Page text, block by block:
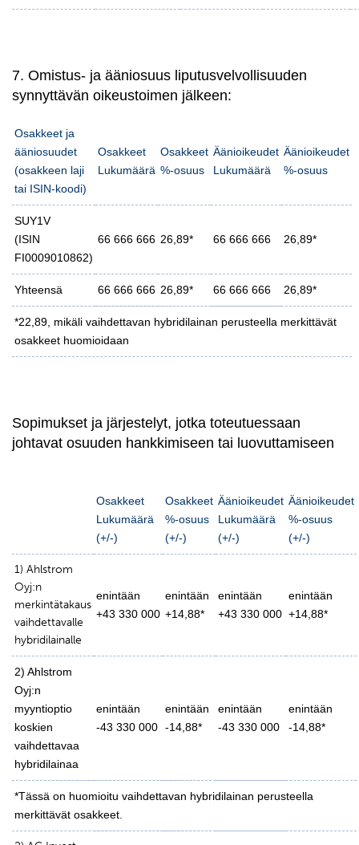
7. Omistus- ja ääniosuus liputusvelvollisuuden
synnyttävän oikeustoimen jälkeen:
Osakkeet ja
ääniosuudet
(osakkeen laji
tai ISIN-koodi)
Osakkeet
Lukumäärä
Osakkeet
%-osuus
Äänioikeudet
Lukumäärä
Äänioikeudet
%-osuus
SUY1V
(ISIN
FI0009010862)
66 666 666 26,89* 66 666 666 26,89*
Yhteensä 66 666 666 26,89* 66 666 666 26,89*
*22,89, mikäli vaihdettavan hybridilainan perusteella merkittävät
osakkeet huomioidaan
Sopimukset ja järjestelyt, jotka toteutuessaan
johtavat osuuden hankkimiseen tai luovuttamiseen
Osakkeet
Lukumäärä
(+/-)
Osakkeet
%-osuus
(+/-)
Äänioikeudet
Lukumäärä
(+/-)
Äänioikeudet
%-osuus
(+/-)
1) Ahlstrom
Oyj:n
merkintätakaus
vaihdettavalle
hybridilainalle
enintään
+43 330 000
enintään
+14,88*
enintään
+43 330 000
enintään
+14,88*
2) Ahlstrom
Oyj:n
myyntioptio
koskien
vaihdettavaa
hybridilainaa
enintään
-43 330 000
enintään
-14,88*
enintään
-43 330 000
enintään
-14,88*
*Tässä on huomioitu vaihdettavan hybridilainan perusteella
merkittävät osakkeet.